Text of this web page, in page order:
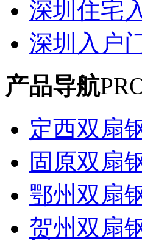
深圳住宅
深圳入户
产品导航
定西双扇
固原双扇
鄂州双扇
贺州双扇